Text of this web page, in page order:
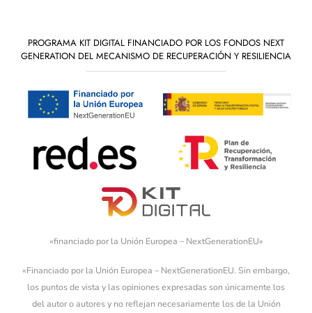
PROGRAMA KIT DIGITAL FINANCIADO POR LOS FONDOS NEXT
GENERATION DEL MECANISMO DE RECUPERACIÓN Y RESILIENCIA
«financiado por la Unión Europea – NextGenerationEU»
«Financiado por la Unión Europea – NextGenerationEU. Sin embargo,
los puntos de vista y las opiniones expresadas son únicamente los
del autor o autores y no reflejan necesariamente los de la Unión